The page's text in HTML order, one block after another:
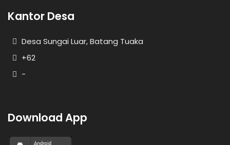
Kantor Desa
Desa Sungai Luar, Batang Tuaka
+62
-
Download App